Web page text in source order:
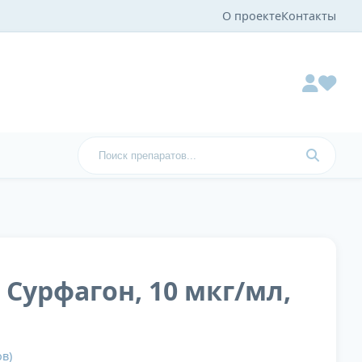
О проектеКонтакты
Сурфагон, 10 мкг/мл,